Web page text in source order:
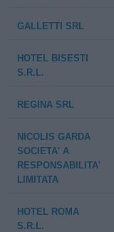
GALLETTI SRL
HOTEL BISESTI
S.R.L.
REGINA SRL
NICOLIS GARDA
SOCIETA' A
RESPONSABILITA'
LIMITATA
HOTEL ROMA
S.R.L.